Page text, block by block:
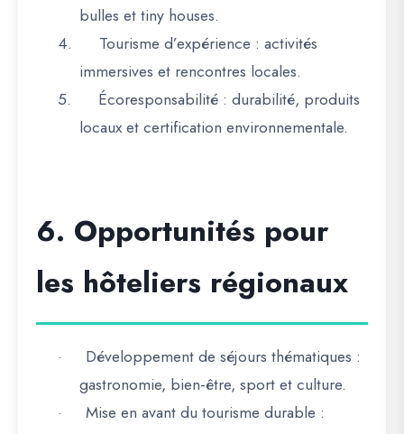
bulles et tiny houses.
4.
Tourisme d’expérience : activités
immersives et rencontres locales.
5.
Écoresponsabilité : durabilité, produits
locaux et certification environnementale.
6. Opportunités pour
les hôteliers régionaux
· Développement de séjours thématiques :
gastronomie, bien-être, sport et culture.
· Mise en avant du tourisme durable :